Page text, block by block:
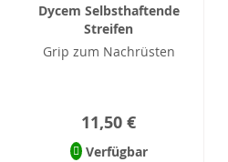
Dycem Selbsthaftende
Streifen
Grip zum Nachrüsten
11,50 €
Verfügbar